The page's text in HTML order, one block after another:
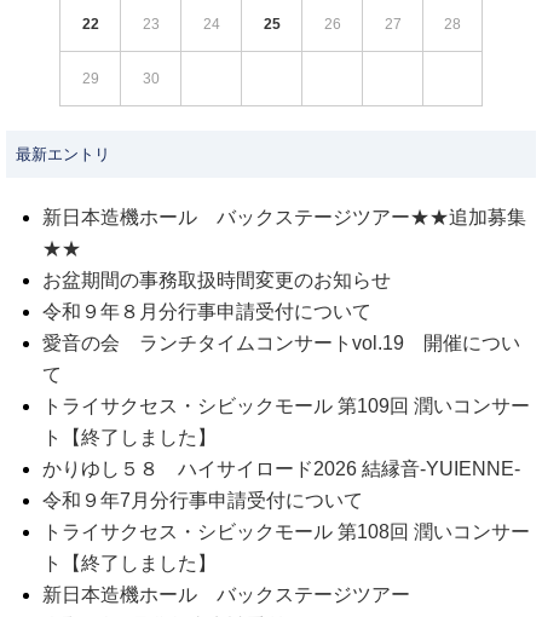
22 23 24 25 26 27 28
29 30
最新エントリ
新日本造機ホール バックステージツアー★★追加募集
★★
お盆期間の事務取扱時間変更のお知らせ
令和９年８月分行事申請受付について
愛音の会 ランチタイムコンサートvol.19 開催につい
て
トライサクセス・シビックモール 第109回 潤いコンサー
ト【終了しました】
かりゆし５８ ハイサイロード2026 結縁音-YUIENNE-
令和９年7月分行事申請受付について
トライサクセス・シビックモール 第108回 潤いコンサー
ト【終了しました】
新日本造機ホール バックステージツアー